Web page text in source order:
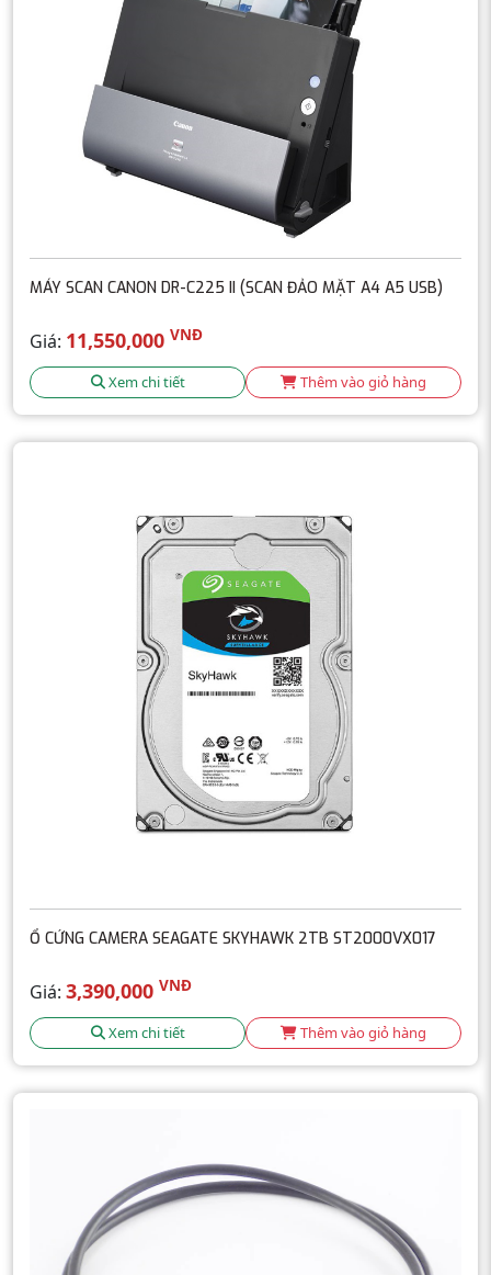
MÁY SCAN CANON DR-C225 II (SCAN ĐẢO MẶT A4 A5 USB)
Giá: 11,550,000 VNĐ
Xem chi tiết Thêm vào giỏ hàng
Ổ CỨNG CAMERA SEAGATE SKYHAWK 2TB ST2000VX017
Giá: 3,390,000 VNĐ
Xem chi tiết Thêm vào giỏ hàng